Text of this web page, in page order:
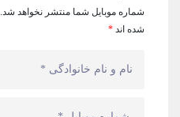
شماره موبایل شما منتشر نخواهد شد.
شده اند *